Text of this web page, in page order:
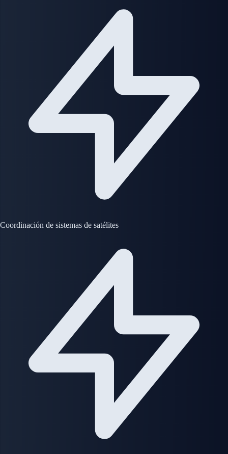
Coordinación de sistemas de satélites